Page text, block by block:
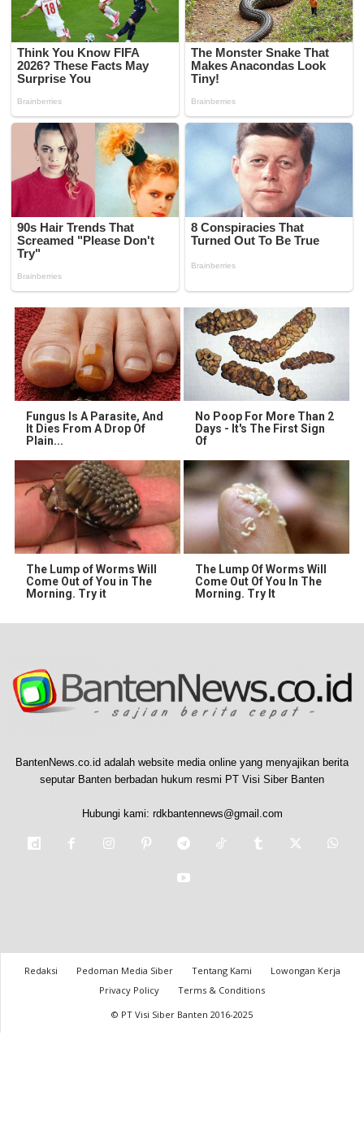
Fungus Is A Parasite, And
It Dies From A Drop Of
Plain...
No Poop For More Than 2
Days - It's The First Sign
Of
The Lump of Worms Will
Come Out of You in The
Morning. Try it
The Lump Of Worms Will
Come Out Of You In The
Morning. Try It
BantenNews.co.id adalah website media online yang menyajikan berita
seputar Banten berbadan hukum resmi PT Visi Siber Banten
Hubungi kami: rdkbantennews@gmail.com
Redaksi Pedoman Media Siber Tentang Kami
Lowongan Kerja
Privacy Policy
Terms & Conditions
© PT Visi Siber Banten 2016-2025